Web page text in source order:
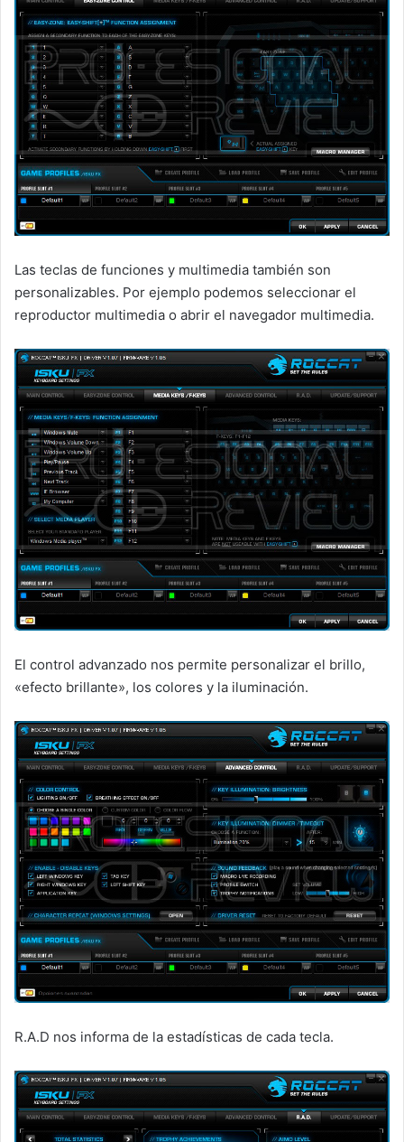
Las teclas de funciones y multimedia también son
personalizables. Por ejemplo podemos seleccionar el
reproductor multimedia o abrir el navegador multimedia.
El control advanzado nos permite personalizar el brillo,
«efecto brillante», los colores y la iluminación.
R.A.D nos informa de la estadísticas de cada tecla.